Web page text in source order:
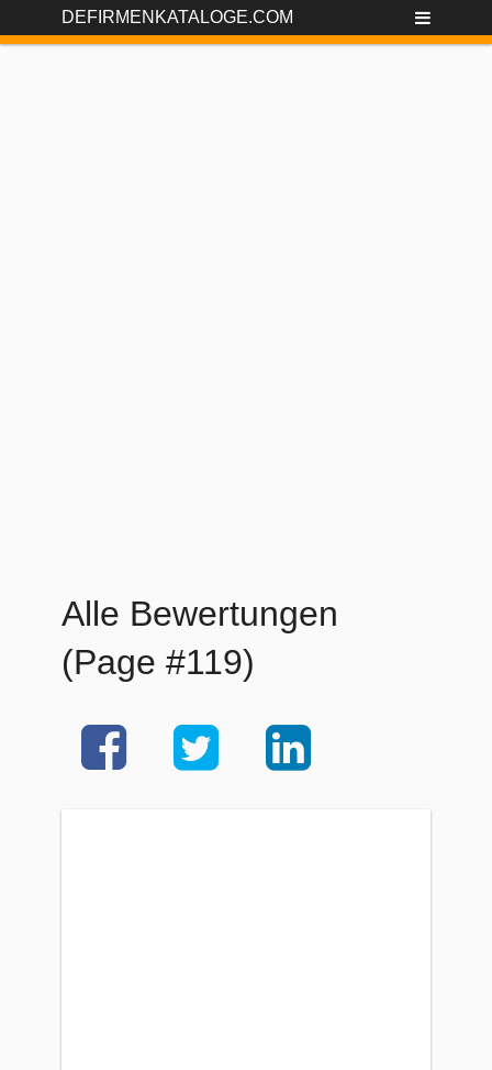
DEFIRMENKATALOGE.COM
Alle Bewertungen
(Page #119)